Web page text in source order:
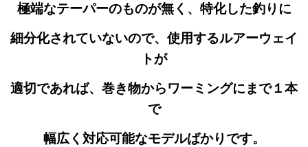
極端なテーパーのものが無く、特化した釣りに
細分化されていないので、使用するルアーウェイ
トが
適切であれば、巻き物からワーミングにまで１本
で
幅広く対応可能なモデルばかりです。